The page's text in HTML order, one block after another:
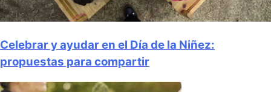
Celebrar y ayudar en el Día de la Niñez:
propuestas para compartir